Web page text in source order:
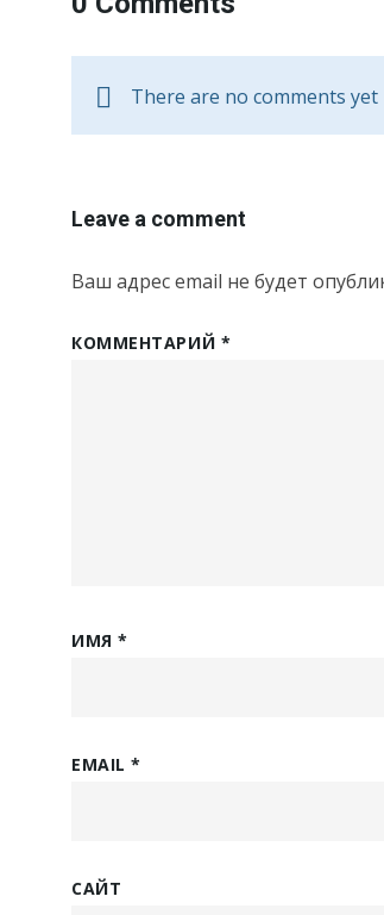
There are no comments yet
Leave a comment
Ваш адрес email не будет
КОММЕНТАРИЙ *
ИМЯ*
EMAIL*
САЙТ